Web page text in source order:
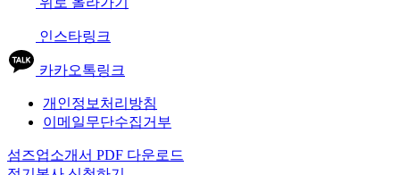
인스타링크
카카오톡링크
개인정보처리방침
이메일무단수집거부
섬즈업소개서 PDF 다운로드